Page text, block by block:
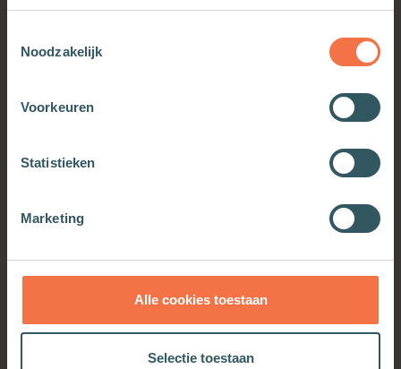
Noodzakelijk
Voorkeuren
Statistieken
Marketing
Alle cookies toestaan
Selectie toestaan
OOK INTERESSANT